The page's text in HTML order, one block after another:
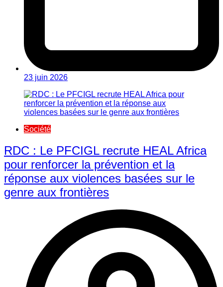
23 juin 2026
Société
RDC : Le PFCIGL recrute HEAL Africa
pour renforcer la prévention et la
réponse aux violences basées sur le
genre aux frontières